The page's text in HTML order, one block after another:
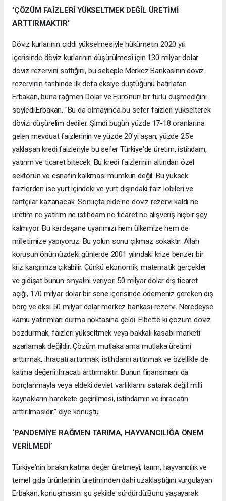
‘ÇÖZÜM FAİZLERİ YÜKSELTMEK DEĞİL ÜRETİMİ
ARTTIRMAKTIR’
Döviz kurlarının ciddi yükselmesiyle hükümetin 2020 yılı
içerisinde döviz kurlarının düşürülmesi için 130 milyar dolar
döviz rezervini sattığını, bu sebeple Merkez Bankasının döviz
rezervinin tarihinde ilk defa eksiye düştüğünü hatırlatan
Erbakan, buna rağmen Dolar ve Euro'nun bir türlü düşmediğini
söyledi.Erbakan, "Bu da olmayınca bu sefer faizleri yükselterek
dövizi düşürelim dediler. Şimdi bugün yüzde 17-18 oranlarına
gelen mevduat faizlerinin ve yüzde 20'yi aşan, yüzde 25'e
yaklaşan kredi faizleriyle bu sefer Türkiye'de üretim, istihdam,
yatırım ve ticaret bitecek. Bu kredi faizlerinin altından özel
sektörün ve esnafın kalkması mümkün değil. Bu yüksek
faizlerden ise yurt içindeki ve yurt dışındaki faiz lobileri ve
rantçılar kazanacak. Sonuçta elde ne döviz rezervi kaldı ne
üretim ne yatırım ne istihdam ne ticaret ne alışveriş hiçbir şey
kalmıyor. Bu kardeşane uyarımızı hem ülkemize hem de
milletimize yapıyoruz. Bu yolun sonu çıkmaz sokaktır. Allah
korusun önümüzdeki günlerde 2001 yılındaki krize benzer bir
kriz karşımıza çıkabilir. Çünkü ekonomik, matematik gerçekler
ve gidişat bunun sinyalini veriyor. 50 milyar dolar dış ticaret
açığı, 170 milyar dolar bir sene içerisinde ödemeniz gereken dış
borç ve eksi 50 milyar dolar merkez bankası rezervi. Neredeyse
kamu yatırımları durma noktasına geldi. Elbette ki çözüm döviz
bozdurmak, faizleri yükseltmek veya bakkalı kasabı marketi
azarlamak değildir. Çözüm mutlaka ama mutlaka üretimi
arttırmak, ihracatı arttırmak, istihdamı arttırmak ve özellikle de
katma değerli ihracatı arttırmaktır. Bunun finansmanı da
borçlanmayla veya eldeki devlet varlıklarını satarak değil milli
kaynakların harekete geçirilmesi, istihdamın ve ihracatın
arttırılmasıdır." diye konuştu.
‘PANDEMİYE RAĞMEN TARIMA, HAYVANCILIĞA ÖNEM
VERİLMEDİ’
Türkiye'nin bırakın katma değer üretmeyi, tarım, hayvancılık ve
temel gıda ürünlerinin üretiminden dahi uzaklaştığını vurgulayan
Erbakan, konuşmasını şu şekilde sürdürdü:Bunu yaşayarak